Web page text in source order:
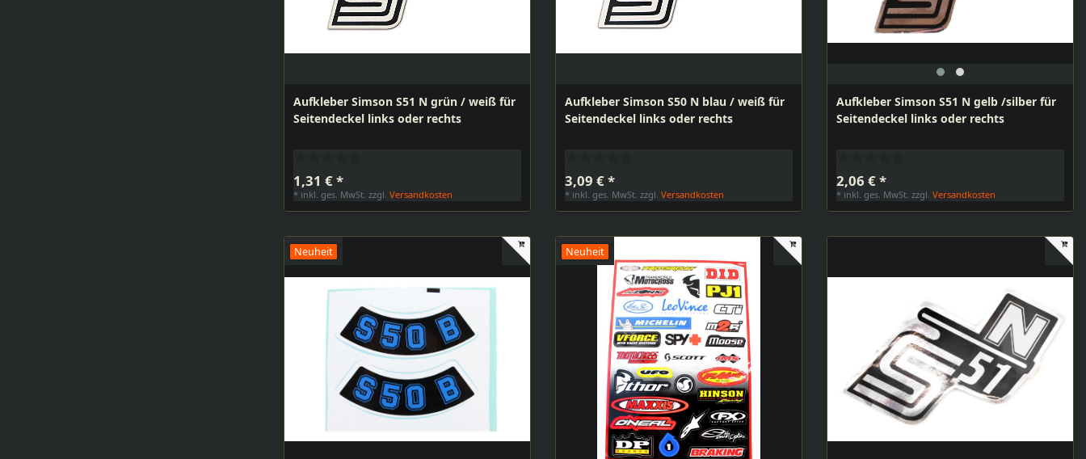
Aufkleber Simson S51 N grün / weiß für
Seitendeckel links oder rechts
1,31 € *
* inkl. ges. MwSt. zzgl.Versandkosten
Aufkleber Simson S50 N blau / weiß für
Seitendeckel links oder rechts
3,09 € *
* inkl. ges. MwSt. zzgl.Versandkosten
Aufkleber Simson S51 N gelb /silber für
Seitendeckel links oder rechts
2,06 € *
* inkl. ges. MwSt. zzgl.Versandkosten
Neuheit Neuheit